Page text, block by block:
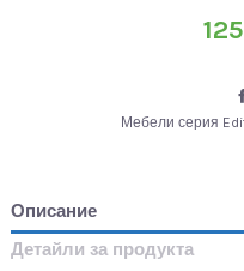
Мебели серия
Описание
Детайли за продукта